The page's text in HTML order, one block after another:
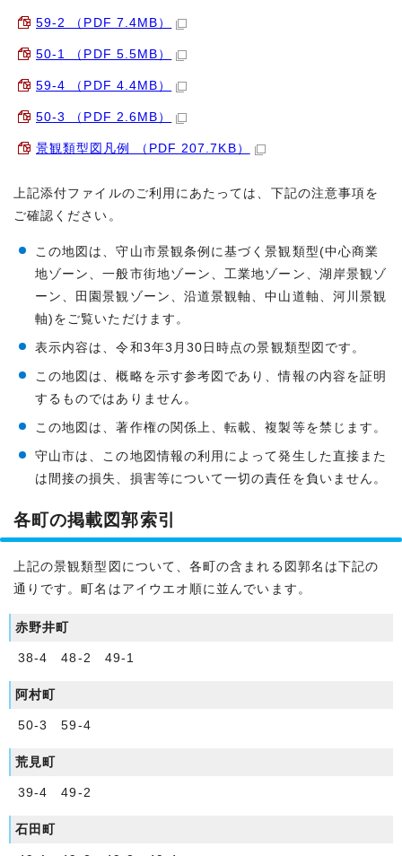
59-2 （PDF 7.4MB）
50-1 （PDF 5.5MB）
59-4 （PDF 4.4MB）
50-3 （PDF 2.6MB）
景観類型図凡例 （PDF 207.7KB）
上記添付ファイルのご利用にあたっては、下記の注意事項を
ご確認ください。
この地図は、守山市景観条例に基づく景観類型(中心商業
地ゾーン、一般市街地ゾーン、工業地ゾーン、湖岸景観ゾ
ーン、田園景観ゾーン、沿道景観軸、中山道軸、河川景観
軸)をご覧いただけます。
表示内容は、令和3年3月30日時点の景観類型図です。
この地図は、概略を示す参考図であり、情報の内容を証明
するものではありません。
この地図は、著作権の関係上、転載、複製等を禁じます。
守山市は、この地図情報の利用によって発生した直接また
は間接の損失、損害等について一切の責任を負いません。
各町の掲載図郭索引
上記の景観類型図について、各町の含まれる図郭名は下記の
通りです。町名はアイウエオ順に並んでいます。
赤野井町
38-4 48-2 49-1
阿村町
50-3 59-4
荒見町
39-4 49-2
石田町